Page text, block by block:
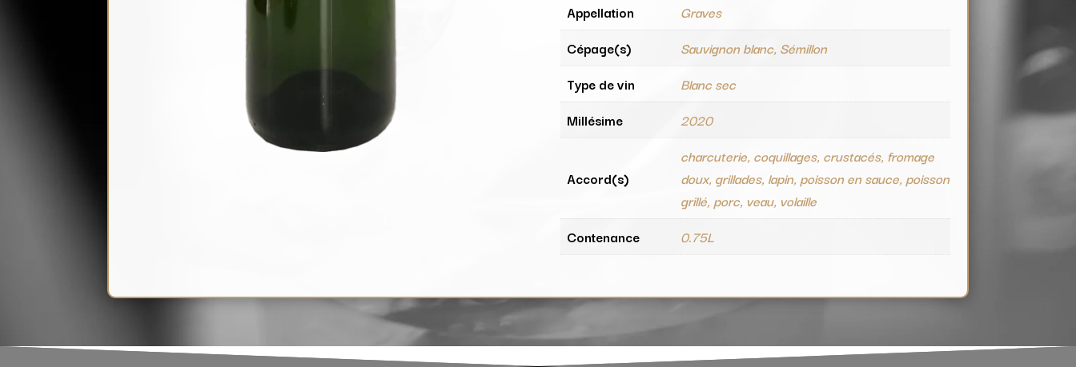
Appellation
Graves
Cépage(s)
Sauvignon blanc, Sémillon
Type de vin
Blanc sec
Millésime
2020
Accord(s)
charcuterie, coquillages, crustacés, fromage
doux, grillades, lapin, poisson en sauce, poisson
grillé, porc, veau, volaille
Contenance
0.75L